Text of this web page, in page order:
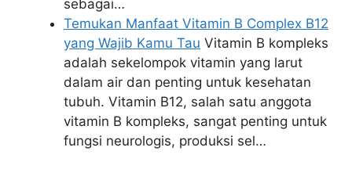
sebagai…
Temukan Manfaat Vitamin B Complex B12
yang Wajib Kamu Tau Vitamin B kompleks
adalah sekelompok vitamin yang larut
dalam air dan penting untuk kesehatan
tubuh. Vitamin B12, salah satu anggota
vitamin B kompleks, sangat penting untuk
fungsi neurologis, produksi sel…